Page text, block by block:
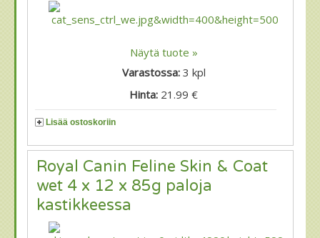
Näytä tuote »
Varastossa: 3 kpl
Hinta: 21.99 €
Lisää ostoskoriin
Royal Canin Feline Skin & Coat
wet 4 x 12 x 85g paloja
kastikkeessa